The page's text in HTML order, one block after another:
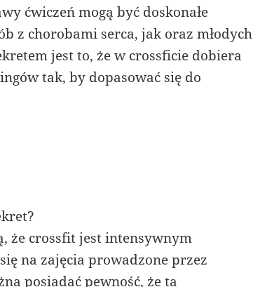
ćwiczeń mogą być doskonałe
z chorobami serca, jak oraz młodych
jest to, że w crossficie dobiera
tak, by dopasować się do
że crossfit jest intensywnym
na zajęcia prowadzone przez
posiadać pewność, że ta